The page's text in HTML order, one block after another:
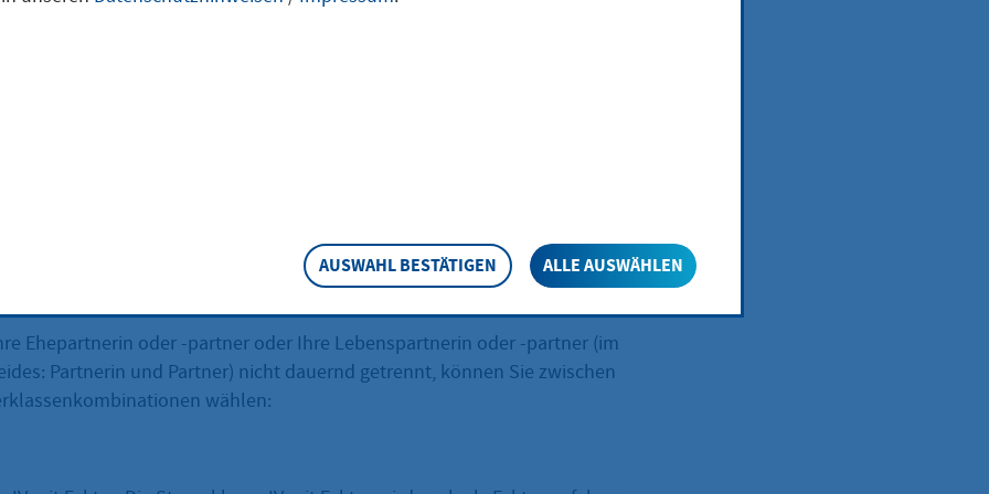
zur Verfügung. Aus diesen können Sie frei wählen.
die von Ihrem Arbeitslohn einbehalten wird, richtet sich nach der
Ehepartnerin oder -partner oder Ihre Lebenspartnerin oder -partner (im
Partnerin und Partner) nicht dauernd getrennt, können Sie zwischen
wählen:
AUSWAHL BESTÄTIGEN ALLE AUSWÄHLEN